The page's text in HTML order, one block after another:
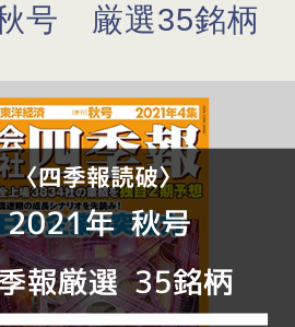
号 厳選35銘柄